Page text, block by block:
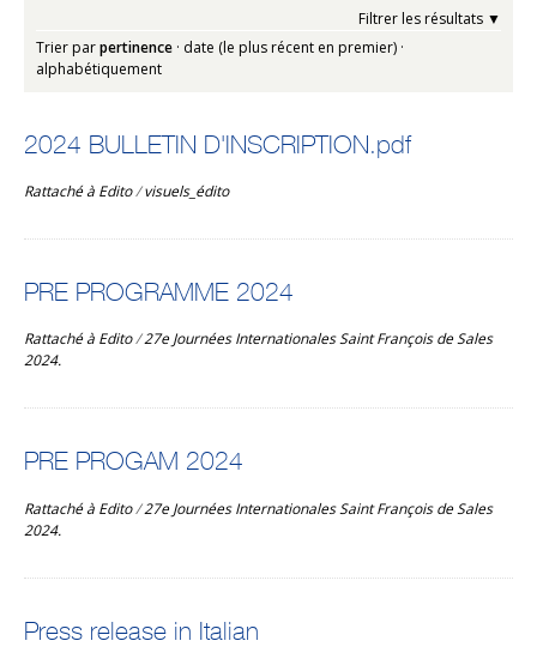
Filtrer les résultats
Trier parpertinence · date (le plus récent en premier) ·
alphabétiquement
2024 BULLETIN D'INSCRIPTION.pdf
Rattaché à Edito/visuels_édito
PRE PROGRAMME 2024
Rattaché à Edito/27e Journées Internationales Saint François de Sales
2024.
PRE PROGAM 2024
Rattaché à Edito/27e Journées Internationales Saint François de Sales
2024.
Press release in Italian